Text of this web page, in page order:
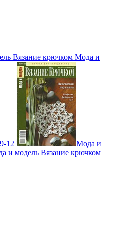
Вязание крючком Мода и
12
Мода и
и модель Вязание крючком